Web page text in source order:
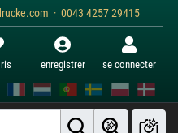
· 0043 4257 29415
enregistrer se connecter